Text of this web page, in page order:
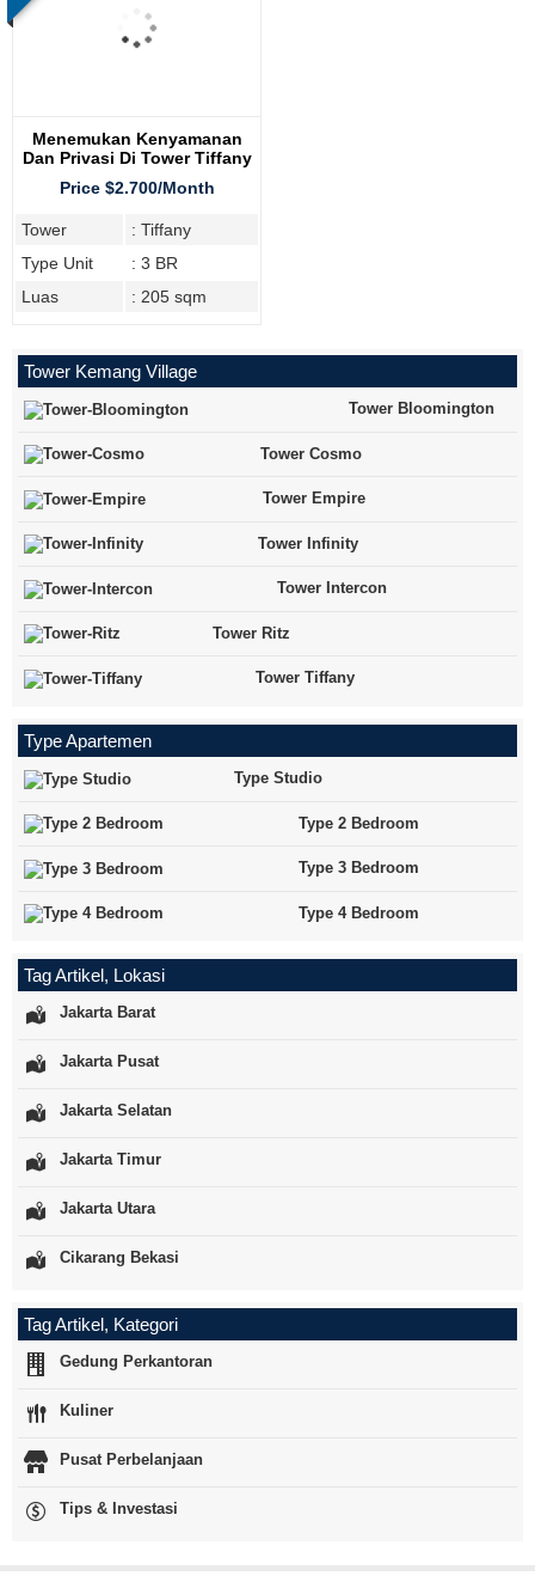
Menemukan Kenyamanan
Dan Privasi Di Tower Tiffany
Kemang Village Residence
Price $2.700/Month
Tower
: Tiffany
Type Unit
: 3 BR
Luas
: 205 sqm
Tower Kemang Village
Tower Bloomington
Tower Cosmo
Tower Empire
Tower Infinity
Tower Intercon
Tower Ritz
Tower Tiffany
Type Apartemen
Type Studio
Type 2 Bedroom
Type 3 Bedroom
Type 4 Bedroom
Tag Artikel, Lokasi
Jakarta Barat
Jakarta Pusat
Jakarta Selatan
Jakarta Timur
Jakarta Utara
Cikarang Bekasi
Tag Artikel, Kategori
Gedung Perkantoran
Kuliner
Pusat Perbelanjaan
Tips & Investasi